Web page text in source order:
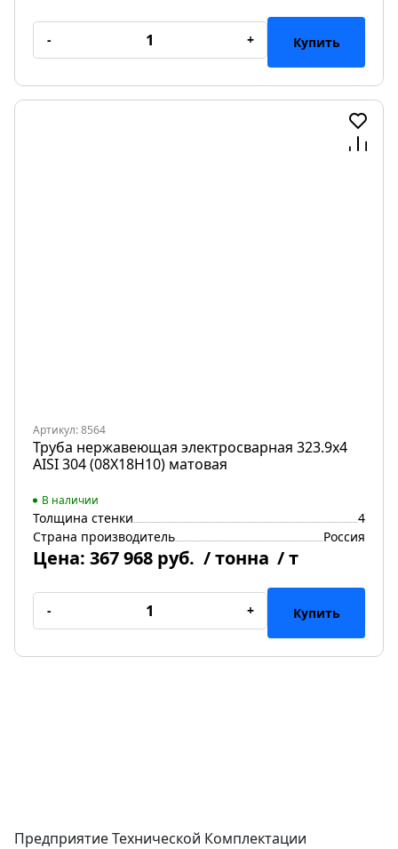
- + Купить
Артикул: 8564
Труба нержавеющая электросварная 323.9х4
AISI 304 (08Х18Н10) матовая
В наличии
Толщина стенки
4
Страна производитель
Россия
Цена: 367 968 руб. / тонна / т
- + Купить
Предприятие Технической Комплектации